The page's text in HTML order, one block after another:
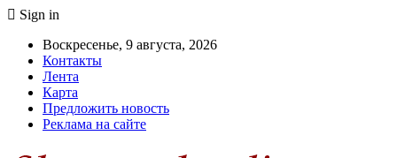
Sign in
Воскресенье, 9 августа, 2026
Контакты
Лента
Карта
Предложить новость
Реклама на сайте